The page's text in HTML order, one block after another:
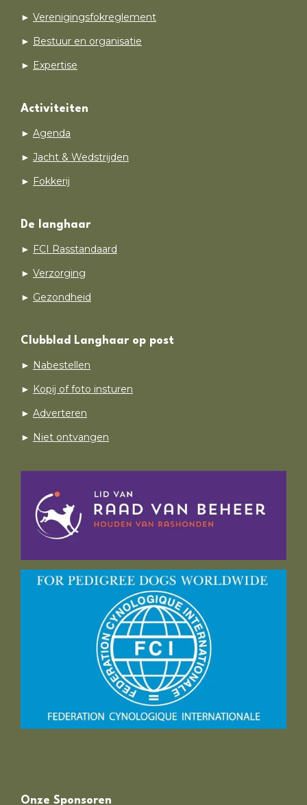
► Verenigingsfokreglement
► Bestuur en organisatie
► Expertise
Activiteiten
► Agenda
► Jacht & Wedstrijden
► Fokkerij
De langhaar
► FCI Rasstandaard
► Verzorging
► Gezondheid
Clubblad Langhaar op post
► Nabestellen
► Kopij of foto insturen
► Adverteren
► Niet ontvangen
Onze Sponsoren